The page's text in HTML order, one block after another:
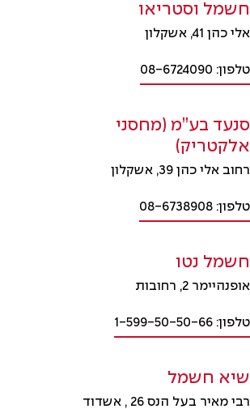
חשמל וסטריאו
אלי כהן 41, אשקלון
טלפון: 08-6724090
סנעד בע”מ (מחסני
אלקטריק)
רחוב אלי כהן 39, אשקלון
טלפון: 08-6738908
חשמל נטו
אופנהיימר 2, רחובות
טלפון: 1-599-50-50-66
שיא חשמל
רבי מאיר בעל הנס 26 , אשדוד